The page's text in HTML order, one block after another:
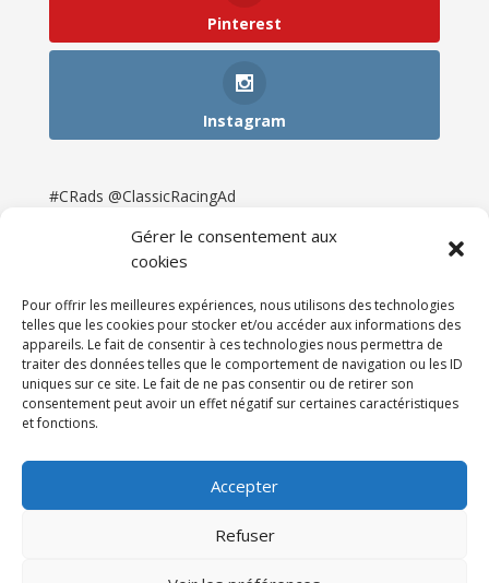
Gérer le consentement aux
cookies
Pour offrir les meilleures expériences, nous utilisons des technologies
telles que les cookies pour stocker et/ou accéder aux informations des
appareils. Le fait de consentir à ces technologies nous permettra de
traiter des données telles que le comportement de navigation ou les ID
uniques sur ce site. Le fait de ne pas consentir ou de retirer son
consentement peut avoir un effet négatif sur certaines caractéristiques
et fonctions.
Accepter
Refuser
Pinterest
Instagram
#CRads @ClassicRacingAd
Newsletter & Presse
Partenaires
Tarifs
Espace Client